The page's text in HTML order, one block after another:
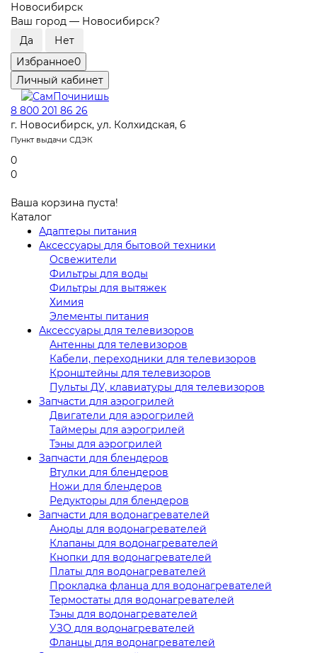
Новосибирск
Ваш город — Новосибирск?
Избранное0
Личный кабинет
8 800 201 86 26
г. Новосибирск, ул. Колхидская, 6
Пункт выдачи СДЭК
0
0
Ваша корзина пуста!
Каталог
Адаптеры питания
Аксессуары для бытовой техники
Освежители
Фильтры для воды
Фильтры для вытяжек
Химия
Элементы питания
Аксессуары для телевизоров
Антенны для телевизоров
Кабели, переходники для телевизоров
Кронштейны для телевизоров
Пульты ДУ, клавиатуры для телевизоров
Запчасти для аэрогрилей
Двигатели для аэрогрилей
Таймеры для аэрогрилей
Тэны для аэрогрилей
Запчасти для блендеров
Втулки для блендеров
Ножи для блендеров
Редукторы для блендеров
Запчасти для водонагревателей
Аноды для водонагревателей
Клапаны для водонагревателей
Кнопки для водонагревателей
Платы для водонагревателей
Прокладка фланца для водонагревателей
Термостаты для водонагревателей
Тэны для водонагревателей
УЗО для водонагревателей
Фланцы для водонагревателей